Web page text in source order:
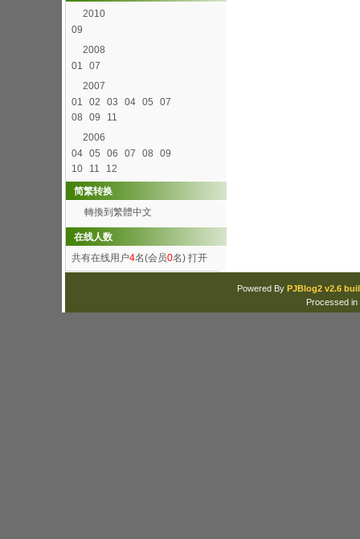
2010
09
2008
01
07
2007
01
02 03 04 05
07
08
09
11
2006
04 05 06 07 08
09
10
11
12
简繁转换
轉換到繁體中文
在线人数
共有在线用户4名(会员0名) 打开
Powered By PJBlog2 v2.6
Processed in